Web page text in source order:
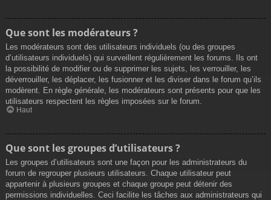
Que sont les modérateurs ?
Les modérateurs sont des utilisateurs individuels (ou des groupes
d’utilisateurs individuels) qui surveillent régulièrement les forums. Ils ont
la possibilité de modifier ou de supprimer les sujets, les verrouiller, les
déverrouiller, les déplacer, les fusionner et les diviser dans le forum qu’ils
modèrent. En règle générale, les modérateurs sont présents pour que les
utilisateurs respectent les règles imposées sur le forum.
Haut
Que sont les groupes d’utilisateurs ?
Les groupes d’utilisateurs sont une façon pour les administrateurs du
forum de regrouper plusieurs utilisateurs. Chaque utilisateur peut
appartenir à plusieurs groupes et chaque groupe peut détenir des
permissions individuelles. Ceci facilite les tâches aux administrateurs qui